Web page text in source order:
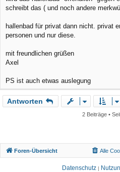
a
schreibt das ( und noch andere
hallenbad für privat dann nicht. privat
personen und nur diese.
mit freundlichen grüßen
Axel
PS ist auch etwas auslegung
Antworten
2 Beiträge •
Foren-Übersicht Alle
Datenschutz |